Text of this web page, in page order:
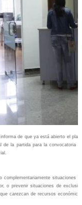
de que ya está abierto el
de la partida para la convocatoria
situaciones
o prevenir situaciones de
carezcan de recursos